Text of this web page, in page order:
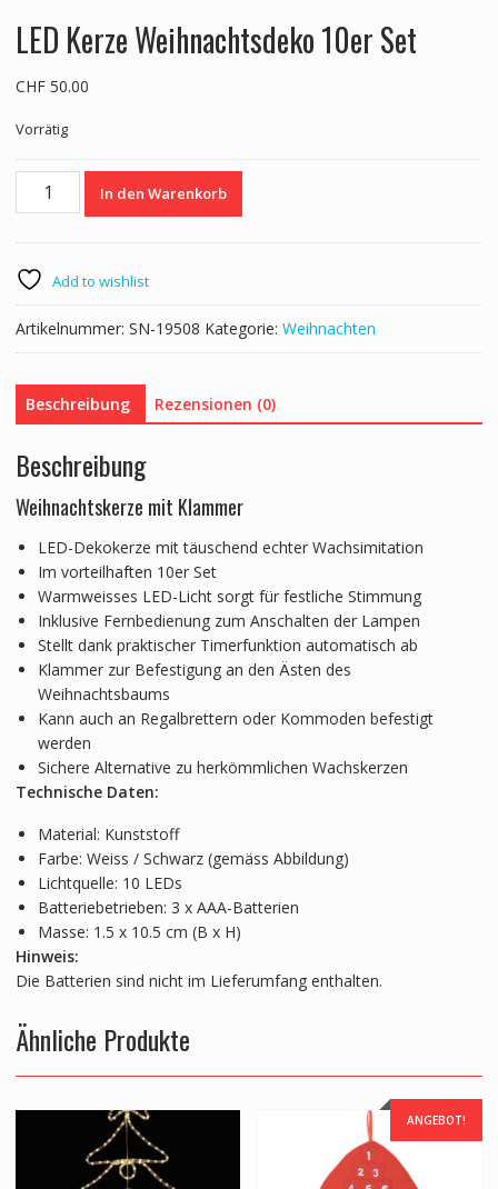
LED Kerze Weihnachtsdeko 10er Set
CHF50.00
Vorrätig
Set
Menge
In den Warenkorb
Add to wishlist
Artikelnummer: SN-19508 Kategorie: Weihnachten
Beschreibung Rezensionen (0)
Beschreibung
Weihnachtskerze mit Klammer
LED-Dekokerze mit täuschend echter Wachsimitation
Im vorteilhaften 10er Set
Warmweisses LED-Licht sorgt für festliche Stimmung
Inklusive Fernbedienung zum Anschalten der Lampen
Stellt dank praktischer Timerfunktion automatisch ab
Klammer zur Befestigung an den Ästen des
Weihnachtsbaums
Kann auch an Regalbrettern oder Kommoden befestigt
werden
Sichere Alternative zu herkömmlichen Wachskerzen
Technische Daten:
Material: Kunststoff
Farbe: Weiss / Schwarz (gemäss Abbildung)
Lichtquelle: 10 LEDs
Batteriebetrieben: 3 x AAA-Batterien
Masse: 1.5 x 10.5 cm (B x H)
Hinweis:
Die Batterien sind nicht im Lieferumfang enthalten.
Ähnliche Produkte
ANGEBOT!